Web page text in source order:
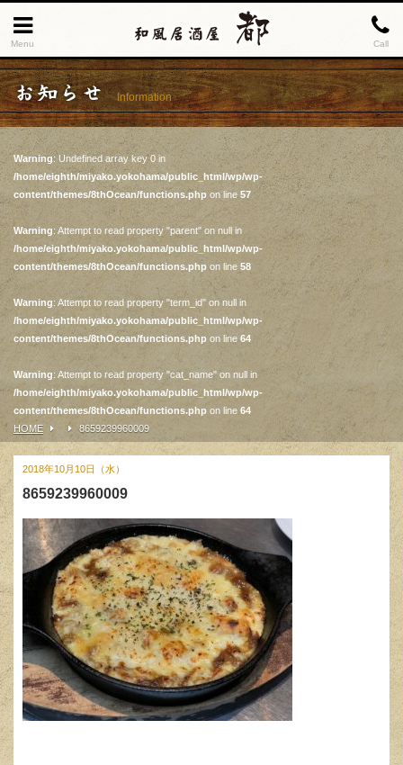
Menu Call
お知らせ Information
Warning: Undefined array key 0 in
/home/eighth/miyako.yokohama/public_html/wp/wp-
content/themes/8thOcean/functions.phpon line57
Warning: Attempt to read property "parent" on null in
/home/eighth/miyako.yokohama/public_html/wp/wp-
content/themes/8thOcean/functions.php on line 58
Warning: Attempt to read property "term_id" on null in
/home/eighth/miyako.yokohama/public_html/wp/wp-
content/themes/8thOcean/functions.php on line 64
Warning: Attempt to read property "cat_name" on null in
/home/eighth/miyako.yokohama/public_html/wp/wp-
content/themes/8thOcean/functions.php on line 64
HOME
8659239960009
2018年10月10日（水）
8659239960009